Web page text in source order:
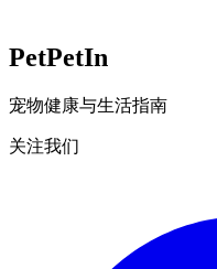
PetPetIn
宠物健康与生活指南
关注我们